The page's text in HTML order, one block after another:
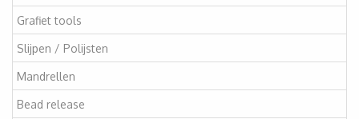
Grafiet tools
Slijpen / Polijsten
Mandrellen
Bead release